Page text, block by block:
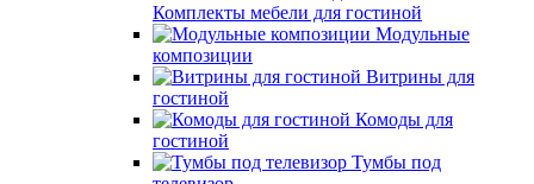
Комплекты мебели для гостиной
Модульные
композиции
Витрины для
гостиной
Комоды для
гостиной
Тумбы под